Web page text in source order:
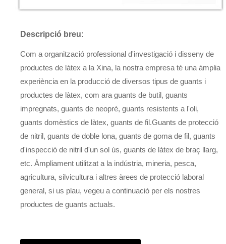
Descripció breu:
Com a organització professional d'investigació i disseny de
productes de làtex a la Xina, la nostra empresa té una àmplia
experiència en la producció de diversos tipus de guants i
productes de làtex, com ara guants de butil, guants
impregnats, guants de neoprè, guants resistents a l'oli,
guants domèstics de làtex, guants de fil.Guants de protecció
de nitril, guants de doble lona, ​​guants de goma de fil, guants
d'inspecció de nitril d'un sol ús, guants de làtex de braç llarg,
etc. Àmpliament utilitzat a la indústria, mineria, pesca,
agricultura, silvicultura i altres àrees de protecció laboral
general, si us plau, vegeu a continuació per els nostres
productes de guants actuals.